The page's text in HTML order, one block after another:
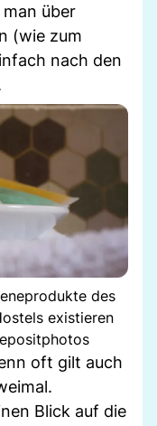
über
(wie zum
nach den
des
existieren
oft gilt auch
Blick auf die